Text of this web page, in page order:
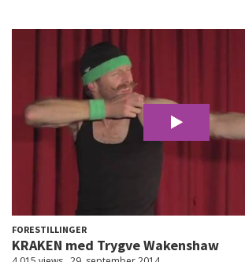
FORESTILLINGER
KRAKEN med Trygve Wakenshaw